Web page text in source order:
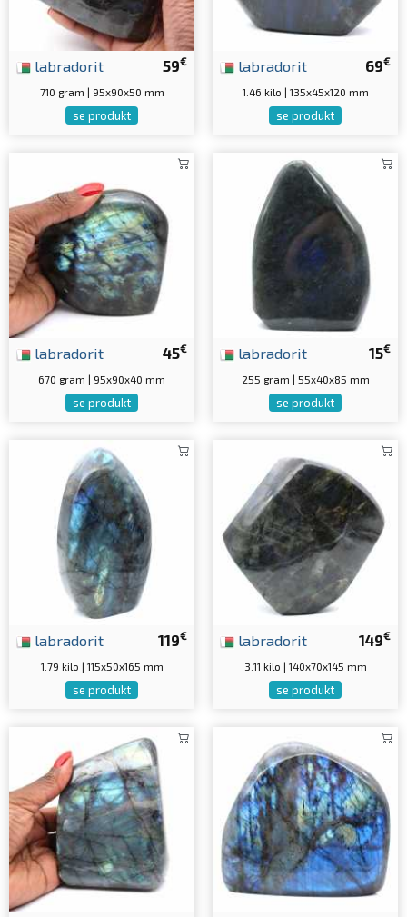
59€
labradorit
710 gram | 95x90x50 mm
se produkt
69€
labradorit
1.46 kilo | 135x45x120 mm
se produkt
45€
labradorit
670 gram | 95x90x40 mm
se produkt
15€
labradorit
255 gram | 55x40x85 mm
se produkt
119€
labradorit
1.79 kilo | 115x50x165 mm
se produkt
149€
labradorit
3.11 kilo | 140x70x145 mm
se produkt